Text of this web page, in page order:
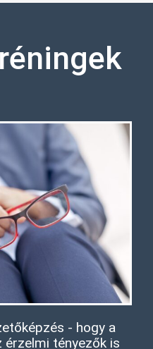
- hogy a
tényezők is